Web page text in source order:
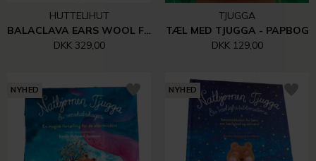
HUTTELIHUT
BALACLAVA EARS WOOL FLEECE | BROWN MELANGE
DKK 329,00
TJUGGA
TÆL MED TJUGGA - PAPBOG
DKK 129,00
NYHED NYHED